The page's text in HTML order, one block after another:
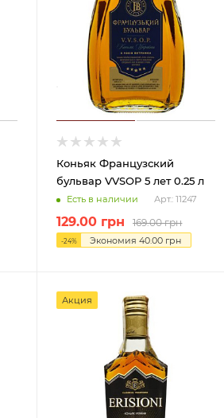
Коньяк Французский
бульвар VVSOP 5 лет 0.25 л
Есть в наличии Арт.: 11247
129.00 грн 169.00грн
-24% Экономия40.00 грн
Акция